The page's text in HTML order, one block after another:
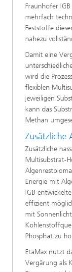
Fraunhofer
mehrfach
Feststoffe
nahezu
Damit eine
wird die
flexiblen
jeweiligen
kann das
Methan
Zusätzliche
Zusätzliche
Multisubstrat-
Energie mit
IGB
effizient
mit
Phosphat zu
EtaMax nutzt
Vergärung als